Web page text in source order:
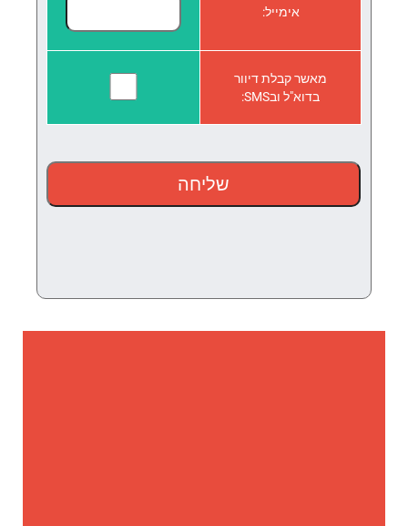
אימייל:
מאשר קבלת דיוור
בדוא"ל ובSMS: